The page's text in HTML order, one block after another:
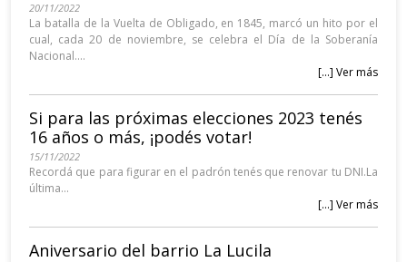
20/11/2022
La batalla de la Vuelta de Obligado, en 1845, marcó un hito por el
cual, cada 20 de noviembre, se celebra el Día de la Soberanía
Nacional....
[...] Ver más
Si para las próximas elecciones 2023 tenés
16 años o más, ¡podés votar!
15/11/2022
Recordá que para figurar en el padrón tenés que renovar tu DNI.La
última...
[...] Ver más
Aniversario del barrio La Lucila